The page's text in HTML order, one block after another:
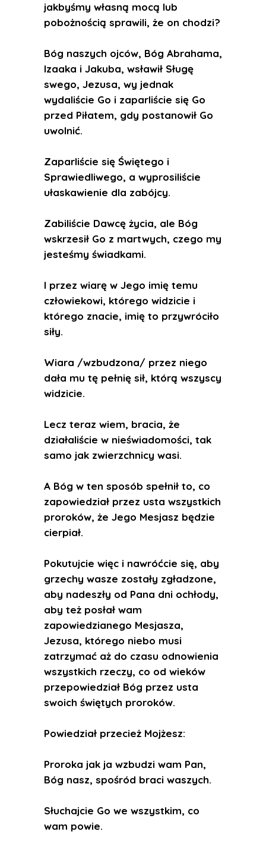
jakbyśmy własną mocą lub
pobożnością sprawili, że on chodzi?
Bóg naszych ojców, Bóg Abrahama,
Izaaka i Jakuba, wsławił Sługę
swego, Jezusa, wy jednak
wydaliście Go i zaparliście się Go
przed Piłatem, gdy postanowił Go
uwolnić.
Zaparliście się Świętego i
Sprawiedliwego, a wyprosiliście
ułaskawienie dla zabójcy.
Zabiliście Dawcę życia, ale Bóg
wskrzesił Go z martwych, czego my
jesteśmy świadkami.
I przez wiarę w Jego imię temu
człowiekowi, którego widzicie i
którego znacie, imię to przywróciło
siły.
Wiara /wzbudzona/ przez niego
dała mu tę pełnię sił, którą wszyscy
widzicie.
Lecz teraz wiem, bracia, że
działaliście w nieświadomości, tak
samo jak zwierzchnicy wasi.
A Bóg w ten sposób spełnił to, co
zapowiedział przez usta wszystkich
proroków, że Jego Mesjasz będzie
cierpiał.
Pokutujcie więc i nawróćcie się, aby
grzechy wasze zostały zgładzone,
aby nadeszły od Pana dni ochłody,
aby też posłał wam
zapowiedzianego Mesjasza,
Jezusa, którego niebo musi
zatrzymać aż do czasu odnowienia
wszystkich rzeczy, co od wieków
przepowiedział Bóg przez usta
swoich świętych proroków.
Powiedział przecież Mojżesz:
Proroka jak ja wzbudzi wam Pan,
Bóg nasz, spośród braci waszych.
Słuchajcie Go we wszystkim, co
wam powie.